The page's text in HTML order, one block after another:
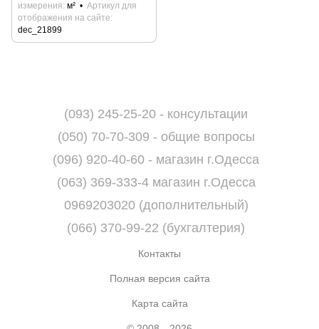
измерения м²
Артикул для
отображения на сайте
dec_21899
(093) 245-25-20 - консультации
(050) 70-70-309 - общие вопросы
(096) 920-40-60 - магазин г.Одесса
(063) 369-333-4 магазин г.Одесса
0969203020 (дополнительный)
(066) 370-99-22 (бухгалтерия)
Контакты
Полная версия сайта
Карта сайта